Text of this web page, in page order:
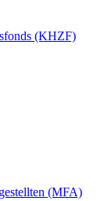
(KHZF)
(MFA)